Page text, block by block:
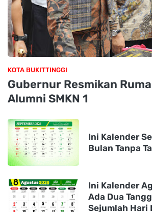
KOTA BUKITTINGGI
Gubernur Resmikan
Alumni SMKN 1
Ini Kalender
Bulan Tanpa
Ini Kalender
Ada Dua
Sejumlah Hari